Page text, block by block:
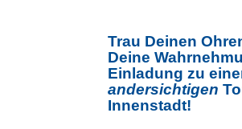
Trau Deinen
Deine
Einladung zu
andersichtigen
Innenstadt!